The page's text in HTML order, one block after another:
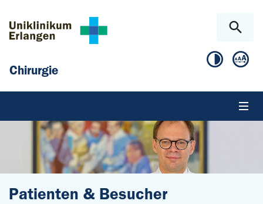
Chirurgie
Patienten & Besucher